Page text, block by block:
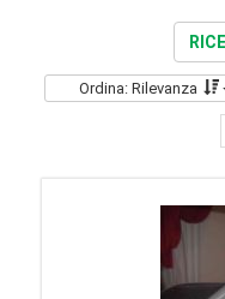
Ordina: Rilevanza